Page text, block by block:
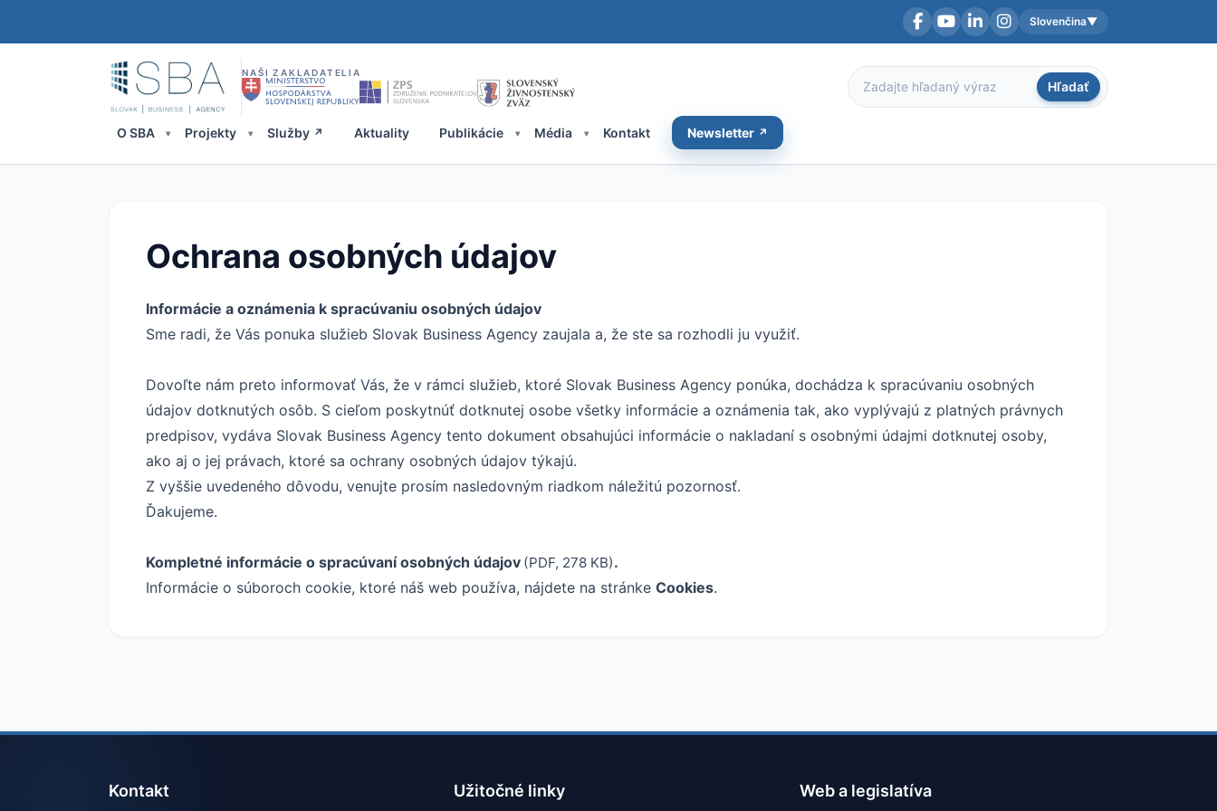
FacebookYouTubeLinkedInInstagramAktuálny jazyk:
Slovenčina▼
NAŠI ZAKLADATELIA
Hľadať
Hľadať
O SBA Projekty Služby Aktuality Publikácie Média Kontakt Newsletter
Ochrana osobných údajov
Informácie a oznámenia k spracúvaniu osobných údajov
Sme radi, že Vás ponuka služieb Slovak Business Agency zaujala a, že ste sa rozhodli ju využiť.
Dovoľte nám preto informovať Vás, že v rámci služieb, ktoré Slovak Business Agency ponúka, dochádza k spracúvaniu osobných
údajov dotknutých osôb. S cieľom poskytnúť dotknutej osobe všetky informácie a oznámenia tak, ako vyplývajú z platných právnych
predpisov, vydáva Slovak Business Agency tento dokument obsahujúci informácie o nakladaní s osobnými údajmi dotknutej osoby,
ako aj o jej právach, ktoré sa ochrany osobných údajov týkajú.
Z vyššie uvedeného dôvodu, venujte prosím nasledovným riadkom náležitú pozornosť.
Ďakujeme.
Kompletné informácie o spracúvaní osobných údajov(PDF, 278 KB).
Informácie o súboroch cookie, ktoré náš web používa, nájdete na stránke Cookies.
Kontakt Užitočné linky Web a legislatíva